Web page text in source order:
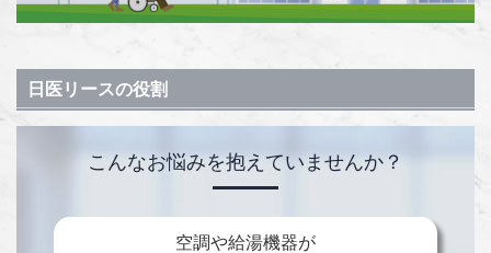
日医リースの役割
こんなお悩みを抱えていませんか？
空調や給湯機器が